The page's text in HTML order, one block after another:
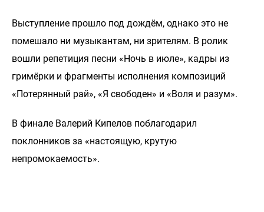
Выступление прошло под дождём, однако это не
помешало ни музыкантам, ни зрителям. В ролик
вошли репетиция песни «Ночь в июле», кадры из
гримёрки и фрагменты исполнения композиций
«Потерянный рай», «Я свободен» и «Воля и разум».
В финале Валерий Кипелов поблагодарил
поклонников за «настоящую, крутую
непромокаемость».